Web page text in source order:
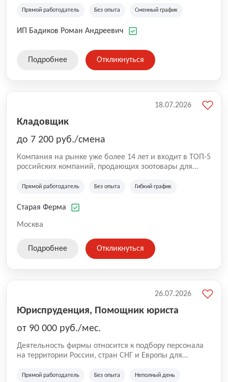
Прямой работодатель Без опыта Сменный график
ИП Бадиков Роман Андреевич
Подробнее Откликнуться
Кладовщик
до 7 200 руб./смена
Компания на рынке уже более 14 лет и входит в ТОП-5
российских компаний, продающих зоотовары для
компания владеет 5 розничными магазинами, а также
России (Wildberries, Ozon, Яндекс. Маркет и
на глобальной доставке товаров по всей территории
SKU, премиальные бренды кормов и собственные
Прямой работодатель Без опыта Гибкий график
Старая Ферма
Москва
18.07.2026
Подробнее Откликнуться
Юриспруденция, Помощник юриста
от 90 000 руб./мес.
Деятельность фирмы относится к подбору персонала
на территории России, стран СНГ и Европы для
культуре и развлечениям, информационным
Прямой работодатель Без опыта Неполный день
26.07.2026